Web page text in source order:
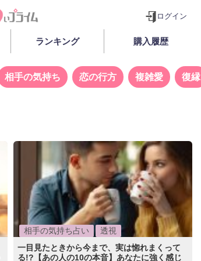
ログイン
ランキング 購入履歴
相手の気持ち 恋の行方 複雑愛 復縁
相手の気持ち占い
透視
一目見たときから今まで、実は惚れまくって
る!?【あの人の10の本音】あなたに強く感じ